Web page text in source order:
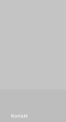
Kontakt